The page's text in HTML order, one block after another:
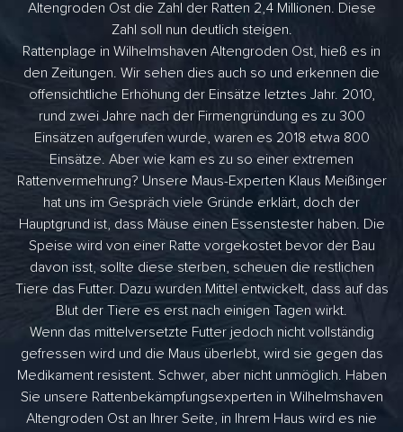
Altengroden Ost die Zahl der Ratten 2,4 Millionen. Diese
Zahl soll nun deutlich steigen.
Rattenplage in Wilhelmshaven Altengroden Ost, hieß es in
den Zeitungen. Wir sehen dies auch so und erkennen die
offensichtliche Erhöhung der Einsätze letztes Jahr. 2010,
rund zwei Jahre nach der Firmengründung es zu 300
Einsätzen aufgerufen wurde, waren es 2018 etwa 800
Einsätze. Aber wie kam es zu so einer extremen
Rattenvermehrung? Unsere Maus-Experten Klaus Meißinger
hat uns im Gespräch viele Gründe erklärt, doch der
Hauptgrund ist, dass Mäuse einen Essenstester haben. Die
Speise wird von einer Ratte vorgekostet bevor der Bau
davon isst, sollte diese sterben, scheuen die restlichen
Tiere das Futter. Dazu wurden Mittel entwickelt, dass auf das
Blut der Tiere es erst nach einigen Tagen wirkt.
Wenn das mittelversetzte Futter jedoch nicht vollständig
gefressen wird und die Maus überlebt, wird sie gegen das
Medikament resistent. Schwer, aber nicht unmöglich. Haben
Sie unsere Rattenbekämpfungsexperten in Wilhelmshaven
Altengroden Ost an Ihrer Seite, in Ihrem Haus wird es nie